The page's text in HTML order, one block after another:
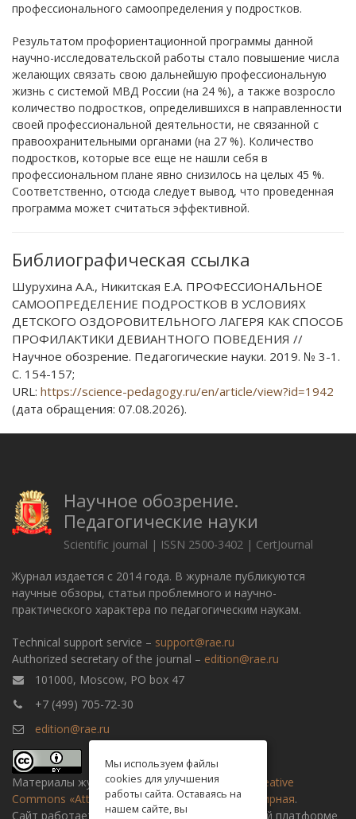
профессионального самоопределения у подростков.
Результатом профориентационной программы данной
научно-исследовательской работы стало повышение числа
желающих связать свою дальнейшую профессиональную
жизнь с системой МВД России (на 24 %), а также возросло
количество подростков, определившихся в направленности
своей профессиональной деятельности, не связанной с
правоохранительными органами (на 27 %). Количество
подростков, которые все еще не нашли себя в
профессиональном плане явно снизилось на целых 45 %.
Соответственно, отсюда следует вывод, что проведенная
программа может считаться эффективной.
Библиографическая ссылка
Шурухина А.А., Никитская Е.А. ПРОФЕССИОНАЛЬНОЕ
САМООПРЕДЕЛЕНИЕ ПОДРОСТКОВ В УСЛОВИЯХ
ДЕТСКОГО ОЗДОРОВИТЕЛЬНОГО ЛАГЕРЯ КАК СПОСОБ
ПРОФИЛАКТИКИ ДЕВИАНТНОГО ПОВЕДЕНИЯ //
Научное обозрение. Педагогические науки. 2019. № 3-1.
С. 154-157;
URL: https://science-pedagogy.ru/en/article/view?id=1942
(дата обращения: 07.08.2026).
Научное обозрение.
Педагогические науки
Scientific journal | ISSN 2500-3402 | CertJournal
Журнал издается с 2014 года. В журнале публикуются
научные обзоры, статьи проблемного и научно-
практического характера по педагогическим наукам.
Technical support service – support@rae.ru
Authorized secretary of the journal – edition@rae.ru
101000, Moscow, PO box 47
+7 (499) 705-72-30
edition@rae.ru
Материалы журнала доступны полицензии Creative
Commons «Attribution» («Атрибуция») 4.0 Всемирная.
Сайт работает на универсальной издательской платформе
Мы используем файлы
cookies для улучшения
работы сайта. Оставаясь на
нашем сайте, вы